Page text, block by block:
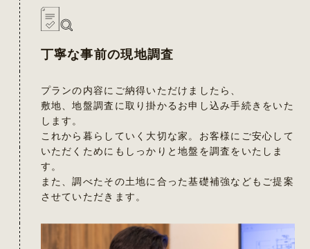
丁寧な事前の現地調査
プランの内容にご納得いただけましたら、
敷地、地盤調査に取り掛かるお申し込み手続きをいた
します。
これから暮らしていく大切な家。お客様にご安心して
いただくためにもしっかりと地盤を調査をいたしま
す。
また、調べたその土地に合った基礎補強などもご提案
させていただきます。